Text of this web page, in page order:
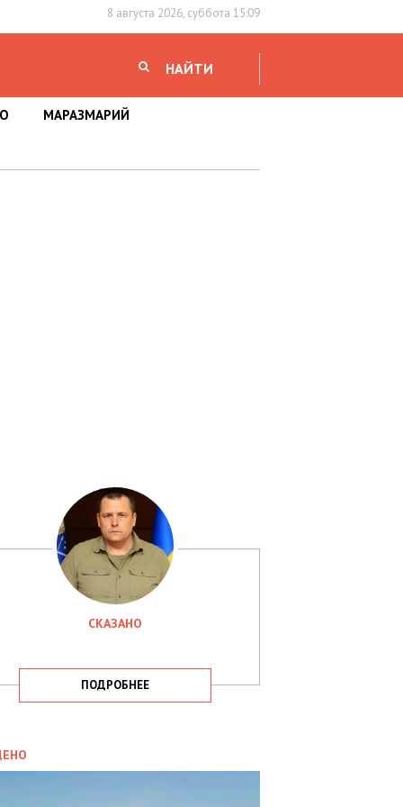
8 августа 2026, суббота 15:09
НАЙТИ
МАРАЗМАРИЙ
СКАЗАНО
ПОДРОБНЕЕ